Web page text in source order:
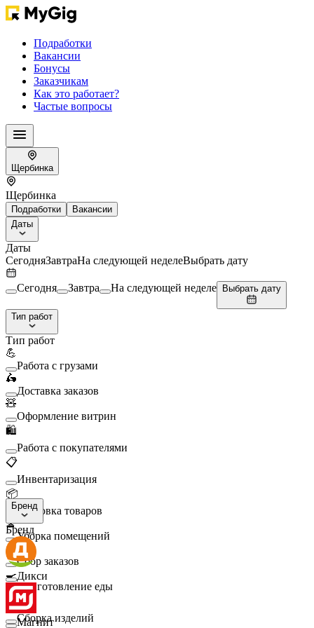
Подработки
Вакансии
Бонусы
Заказчикам
Как это работает?
Частые вопросы
Щербинка
Щербинка
Подработки
Вакансии
Даты
Даты
СегодняЗавтраНа следующей неделеВыбрать дату
Сегодня Завтра На следующей неделе Выбрать дату
Тип работ
Тип работ
💪
Работа с грузами
🛵
Доставка заказов
🧸
Оформление витрин
🛍️
Работа с покупателями
📋
Инвентаризация
📦
Упаковка товаров
🧹
Уборка помещений
🛒
Сбор заказов
🍳
Приготовление еды
🛠️
Сборка изделий
Бренд
Бренд
Дикси
Магнит